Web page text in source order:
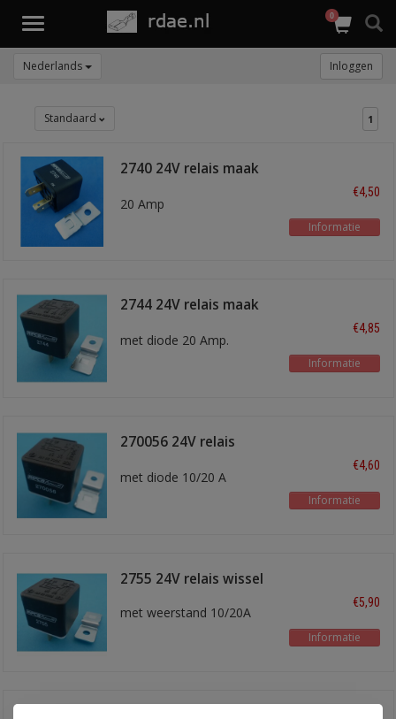
Toggle
0
Nederlands Inloggen
Standaard 1
2740 24V relais maak
20 Amp
€4,50
Informatie
2744 24V relais maak
met diode 20 Amp.
€4,85
Informatie
270056 24V relais
met diode 10/20 A
€4,60
Informatie
2755 24V relais wissel
met weerstand 10/20A
€5,90
Informatie